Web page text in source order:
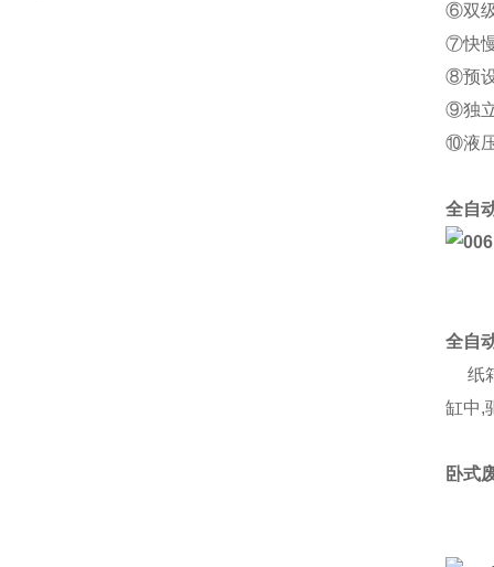
⑥双
⑦快
⑧预
⑨独
⑩液
全自
全自
纸
缸中,
卧式